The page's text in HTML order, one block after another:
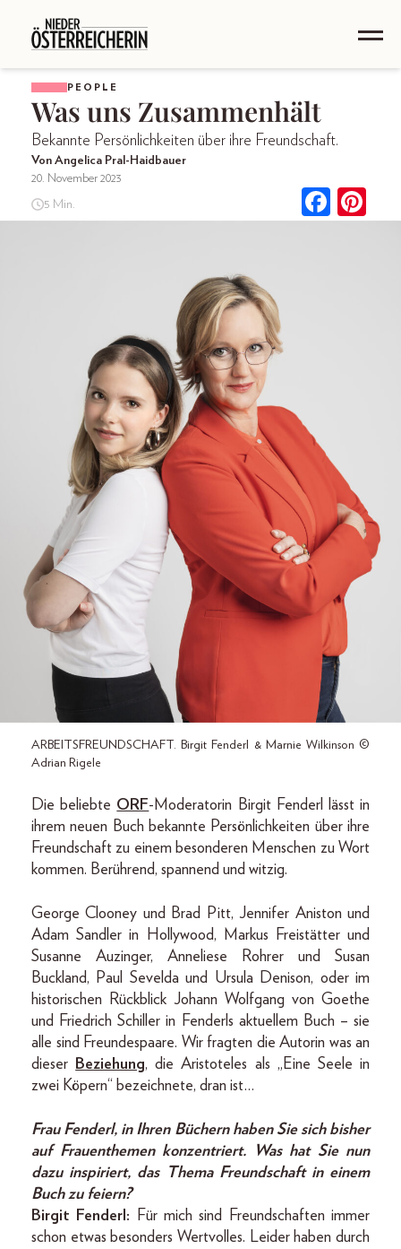
PEOPLE
Was uns Zusammenhält
Bekannte Persönlichkeiten über ihre Freundschaft.
Von Angelica Pral-Haidbauer
20. November 2023
5 Min.
ARBEITSFREUNDSCHAFT. Birgit Fenderl & Marnie Wilkinson ©
Adrian Rigele
Die beliebte ORF-Moderatorin Birgit Fenderl lässt in
ihrem neuen Buch bekannte Persönlichkeiten über ihre
Freundschaft zu einem besonderen Menschen zu Wort
kommen. Berührend, spannend und witzig.
George Clooney und Brad Pitt, Jennifer Aniston und
Adam Sandler in Hollywood, Markus Freistätter und
Susanne Auzinger, Anneliese Rohrer und Susan
Buckland, Paul Sevelda und Ursula Denison, oder im
historischen Rückblick Johann Wolfgang von Goethe
und Friedrich Schiller in Fenderls aktuellem Buch – sie
alle sind Freundespaare. Wir fragten die Autorin was an
dieser Beziehung, die Aristoteles als „Eine Seele in
zwei Köpern“ bezeichnete, dran ist…
Frau Fenderl, in Ihren Büchern haben Sie sich bisher
auf Frauenthemen konzentriert. Was hat Sie nun
dazu inspiriert, das Thema Freundschaft in einem
Buch zu feiern?
Birgit Fenderl: Für mich sind Freundschaften immer
schon etwas besonders Wertvolles. Leider haben durch